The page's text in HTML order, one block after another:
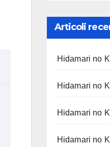
Articoli
Hidamari no
Hidamari no
Hidamari no
Hidamari no